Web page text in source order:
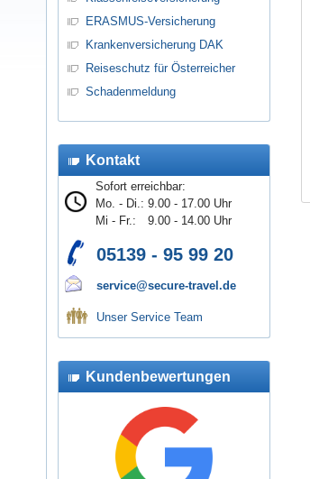
ERASMUS-Versicherung
Krankenversicherung DAK
Reiseschutz für Österreicher
Schadenmeldung
Kontakt
Sofort erreichbar:
Mo. - Di.: 9.00 - 17.00 Uhr
Mi - Fr.:
9.00 - 14.00 Uhr
05139 - 95 99 20
service@secure-travel.de
Unser Service Team
Kundenbewertungen